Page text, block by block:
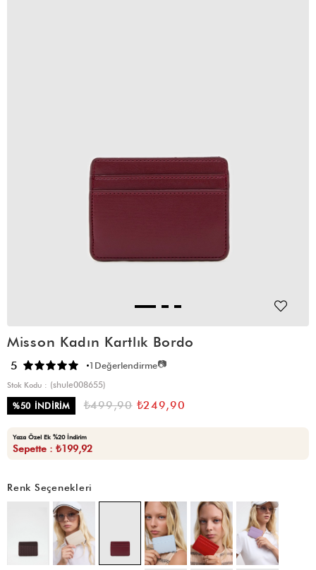
Misson Kadın Kartlık Bordo
5 1 Değerlendirme📷
Stok Kodu
(shule008655)
%50 İNDIRIM ₺499,90 ₺249,90
Yaza Özel Ek %20 İndirim
Sepette : ₺199,92
Renk Seçenekleri